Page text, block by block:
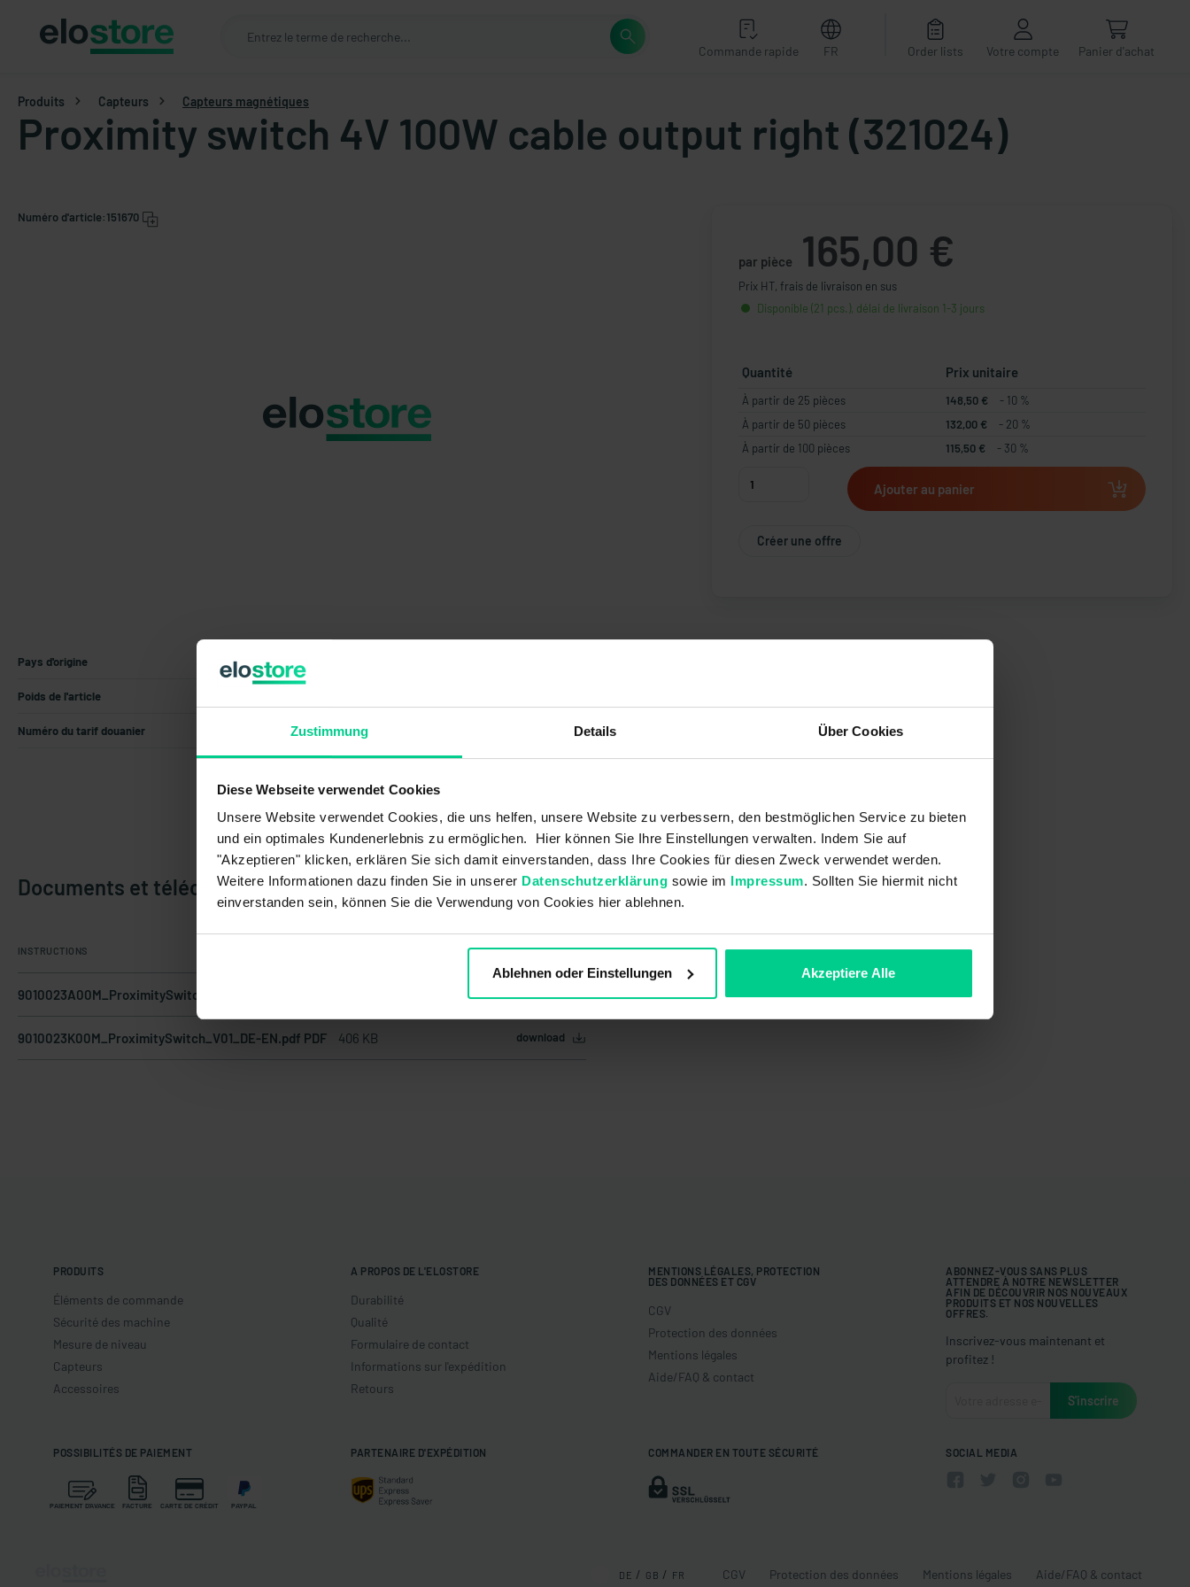
Zustimmung Details Über Cookies
Diese Webseite verwendet Cookies
Unsere Website verwendet Cookies, die uns helfen, unsere Website zu verbessern, den bestmöglichen Service zu bieten
und ein optimales Kundenerlebnis zu ermöglichen. Hier können Sie Ihre Einstellungen verwalten. Indem Sie auf
"Akzeptieren" klicken, erklären Sie sich damit einverstanden, dass Ihre Cookies für diesen Zweck verwendet werden.
Weitere Informationen dazu finden Sie in unserer Datenschutzerklärung sowie im Impressum. Sollten Sie hiermit nicht
einverstanden sein, können Sie die Verwendung von Cookies hier ablehnen.
Ablehnen oder Einstellungen Akzeptiere Alle
Commande rapide FR Order lists Votre compte Panier d'achat
Produits Capteurs Capteurs magnétiques
Proximity switch 4V 100W cable output right (321024)
Numéro d'article:151670
par pièce 165,00 €
Prix HT, frais de livraison en sus
Disponible (21 pcs.), délai de livraison 1-3 jours
Quantité Prix unitaire
À partir de 25 pièces 148,50 €
- 10 %
À partir de 50 pièces
132,00 €
- 20 %
À partir de 100 pièces
115,50 € - 30 %
Ajouter au panier
Créer une offre
Pays d'origine Allemagne
Poids de l'article
Numéro du tarif douanier 85365019
Documents et téléchargements
INSTRUCTIONS
9010023A00M_ProximitySwitch_V01_DE-EN.pdf PDF
9010023K00M_ProximitySwitch_V01_DE-EN.pdf PDF 406 KB download
PRODUITS
Éléments de commande
Sécurité des machine
Mesure de niveau
Capteurs
Accessoires
A PROPOS DE L'ELOSTORE
Durabilité
Qualité
Formulaire de contact
Informations sur l'expédition
Retours
MENTIONS LÉGALES, PROTECTION
DES DONNÉES ET CGV
CGV
Protection des données
Mentions légales
Aide/FAQ & contact
ABONNEZ-VOUS SANS PLUS
ATTENDRE À NOTRE NEWSLETTER
AFIN DE DÉCOUVRIR NOS NOUVEAUX
PRODUITS ET NOS NOUVELLES
OFFRES.
Inscrivez-vous maintenant et
profitez !
POSSIBILITÉS DE PAIEMENT
PAIEMENT D'AVANCE FACTURE CARTE DE CRÉDIT PAYPAL
PARTENAIRE D'EXPÉDITION COMMANDER EN TOUTE SÉCURITÉ SOCIAL MEDIA
DE GB FR CGV Protection des données Mentions légales Aide/FAQ & contact